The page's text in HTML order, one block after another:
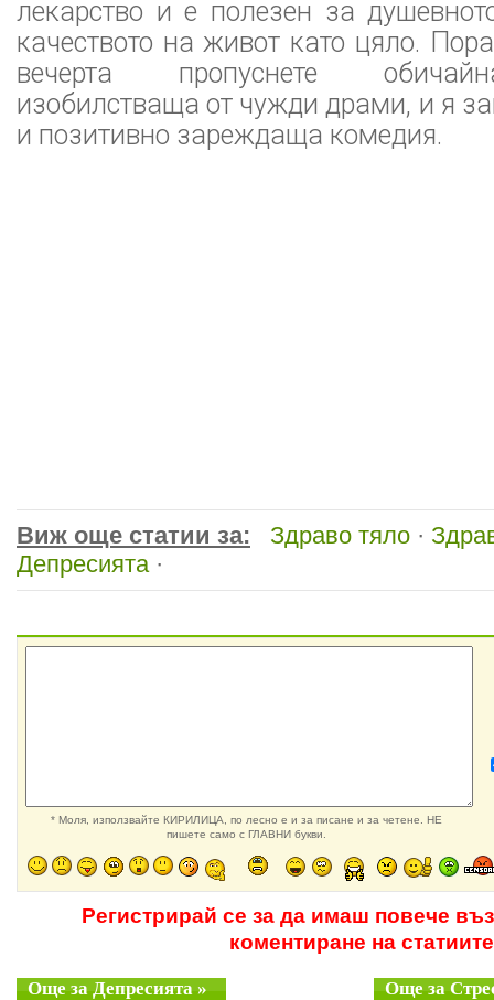
лекарство и е полезен за
качеството на живот като цяло.
вечерта пропуснете
изобилстваща от чужди драми, и я
и позитивно зареждаща комедия.
Виж още статии за: Здраво тяло ·
Депресията·
* Моля, използвайте КИРИЛИЦА, по лесно е и за писане и за четене. НЕ
пишете само с ГЛАВНИ букви.
Регистрирай се за да имаш повече
коментиране на статиите
Още за Депресията » Още за